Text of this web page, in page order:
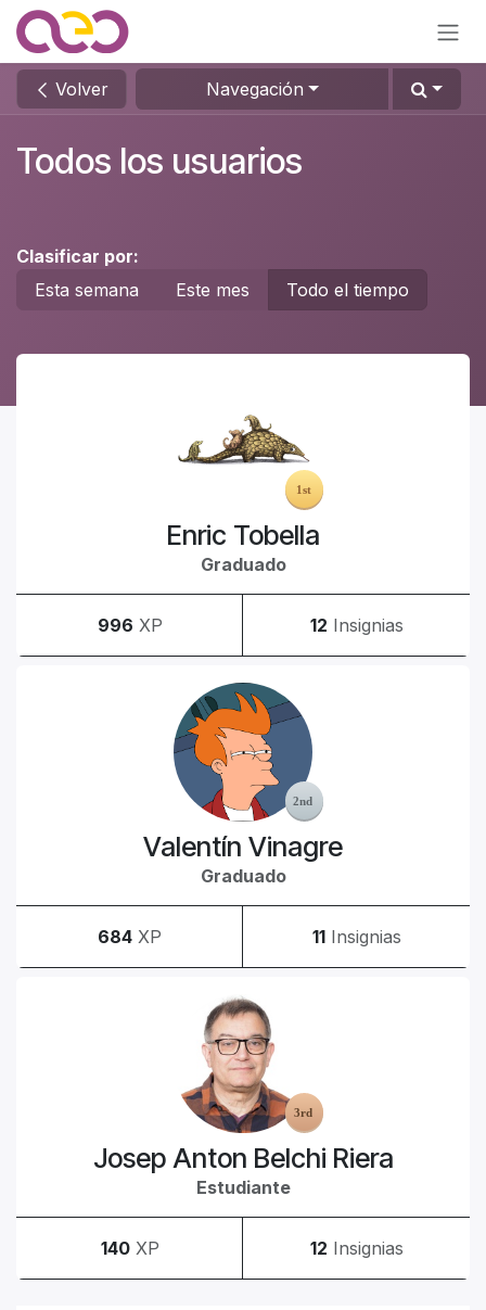
Ir al contenido
Volver Navegación
Todos los usuarios
Clasificar por:
Esta semana
Este mes Todo el tiempo
Enric Tobella
Graduado
996 XP 12 Insignias
Valentín Vinagre
Graduado
684 XP 11 Insignias
Josep Anton Belchi Riera
Estudiante
140 XP 12 Insignias